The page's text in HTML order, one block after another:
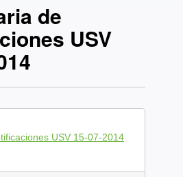
de
USV
USV 15-07-2014